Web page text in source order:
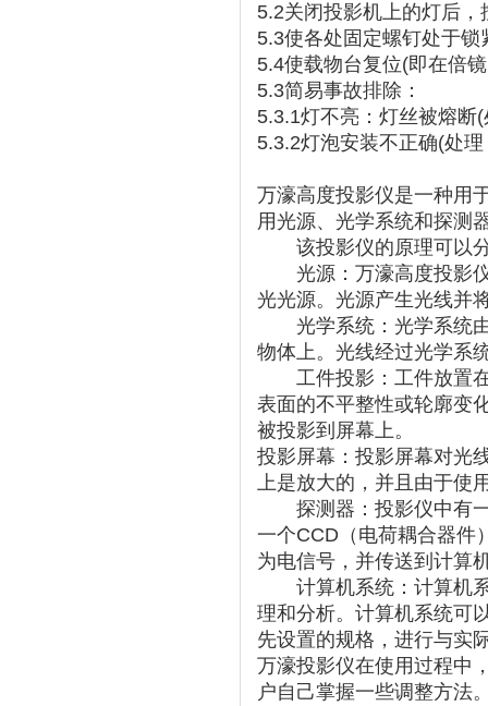
5.2关闭投影机上的灯后
5.3使各处固定螺钉处于锁
5.4使载物台复位(即在倍
5.3简易事故排除：
5.3.1灯不亮：灯丝被熔断
5.3.2灯泡安装不正确(处
万濠高度投影仪是一种用
用光源、光学系统和探测
该投影仪的原理可以分
光源：万濠高度投影仪
光光源。光源产生光线并
光学系统：光学系统由
物体上。光线经过光学系
工件投影：工件放置在
表面的不平整性或轮廓变
被投影到屏幕上。
投影屏幕：投影屏幕对光
上是放大的，并且由于使
探测器：投影仪中有一
一个CCD（电荷耦合器件
为电信号，并传送到计算
计算机系统：计算机系
理和分析。计算机系统可
先设置的规格，进行与实
万濠投影仪在使用过程中
户自己掌握一些调整方法